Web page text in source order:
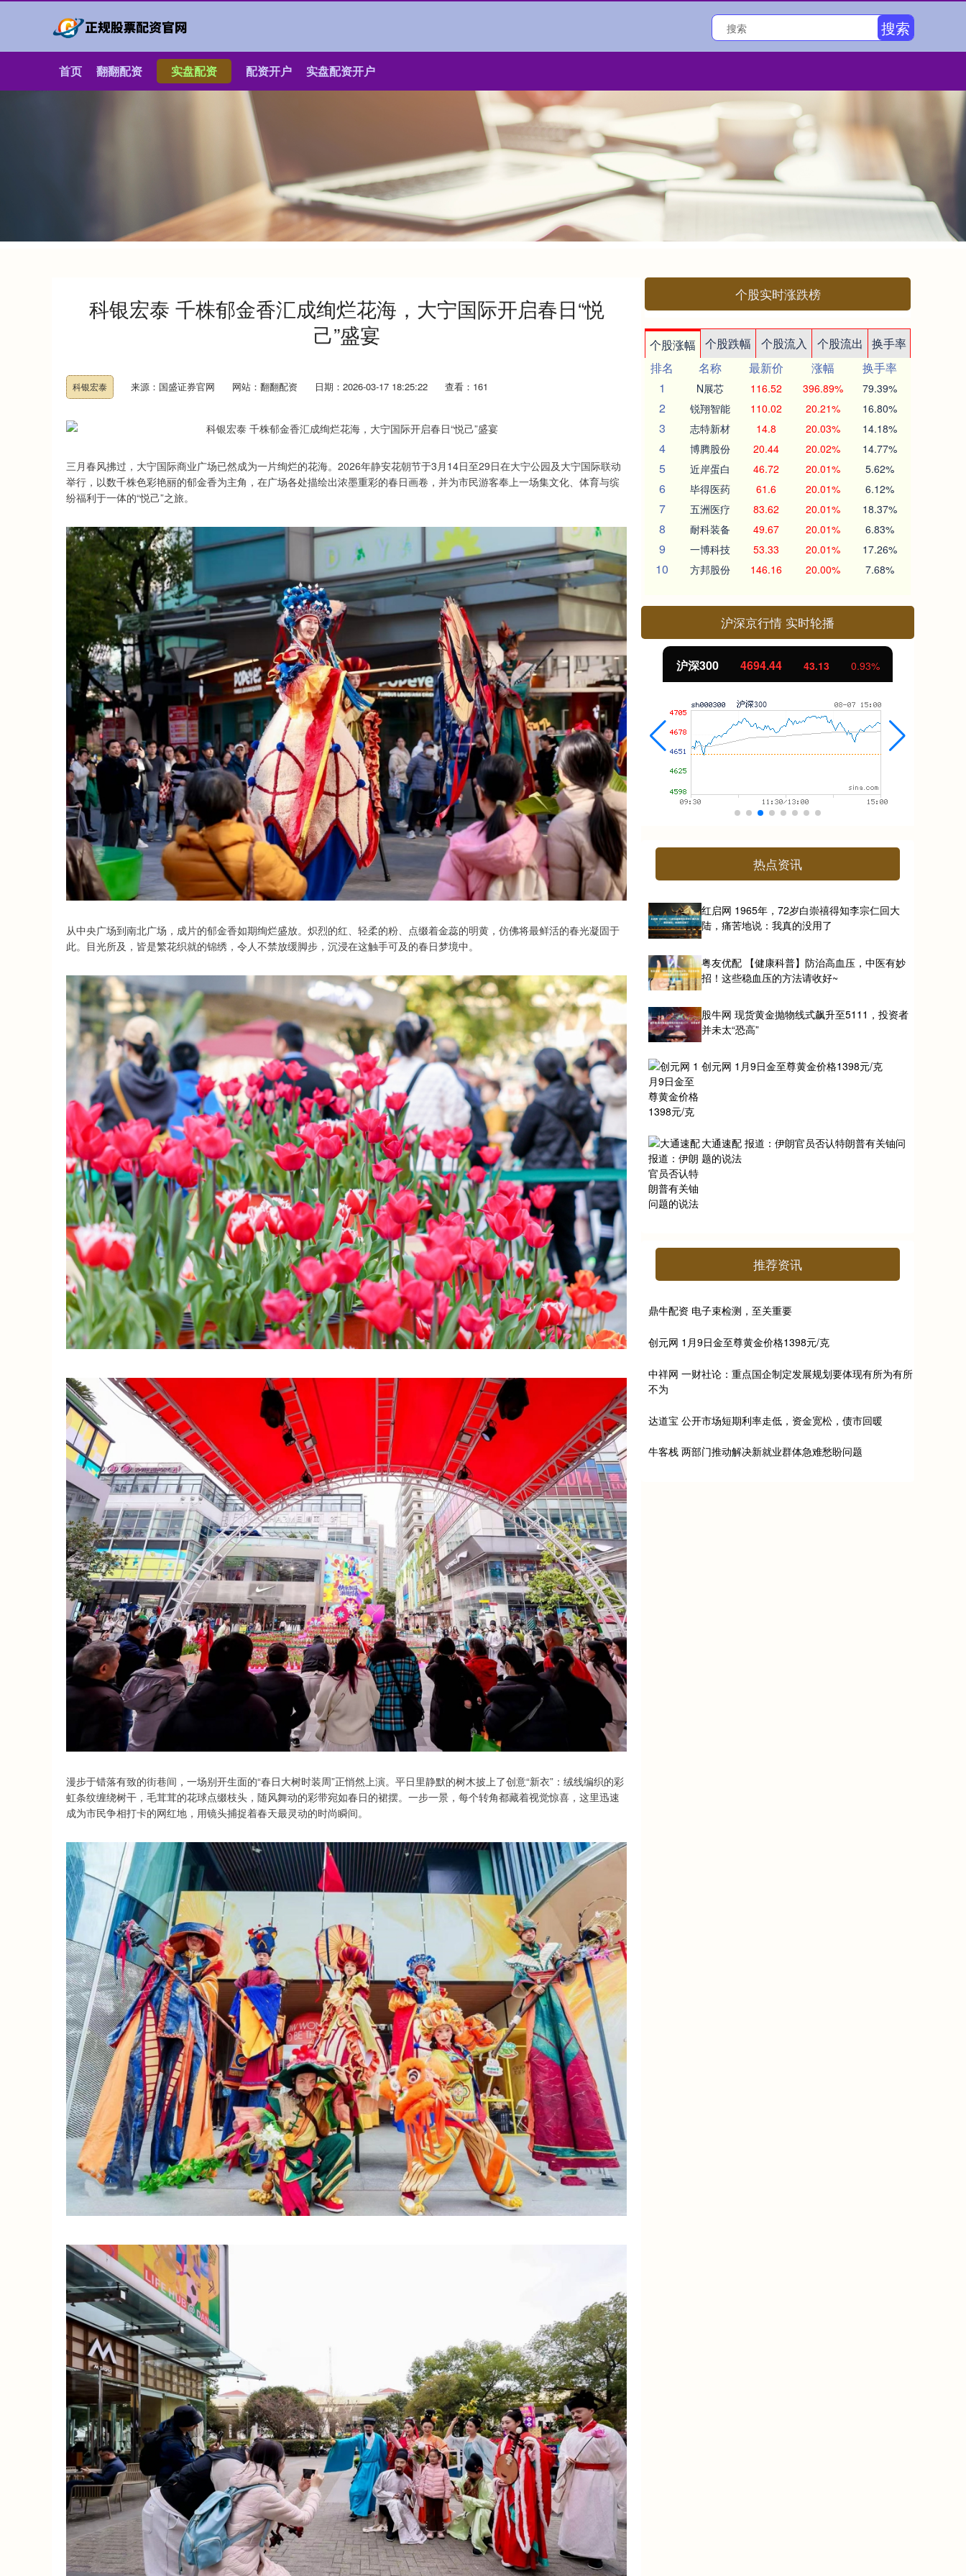
搜索
首页 翻翻配资 实盘配资 配资开户 实盘配资开户
科银宏泰 千株郁金香汇成绚烂花海，大宁国际开启春日“悦
己”盛宴
科银宏泰 来源：国盛证券官网 网站：翻翻配资 日期：2026-03-17 18:25:22 查看：161
三月春风拂过，大宁国际商业广场已然成为一片绚烂的花海。2026年静安花朝节于3月14日至29日在大宁公园及大宁国际联动
举行，以数千株色彩艳丽的郁金香为主角，在广场各处描绘出浓墨重彩的春日画卷，并为市民游客奉上一场集文化、体育与缤
纷福利于一体的“悦己”之旅。
从中央广场到南北广场，成片的郁金香如期绚烂盛放。炽烈的红、轻柔的粉、点缀着金蕊的明黄，仿佛将最鲜活的春光凝固于
此。目光所及，皆是繁花织就的锦绣，令人不禁放缓脚步，沉浸在这触手可及的春日梦境中。
漫步于错落有致的街巷间，一场别开生面的“春日大树时装周”正悄然上演。平日里静默的树木披上了创意“新衣”：绒线编织的彩
虹条纹缠绕树干，毛茸茸的花球点缀枝头，随风舞动的彩带宛如春日的裙摆。一步一景，每个转角都藏着视觉惊喜，这里迅速
成为市民争相打卡的网红地，用镜头捕捉着春天最灵动的时尚瞬间。
个股实时涨跌榜
个股涨幅 个股跌幅 个股流入 个股流出
换手率
排名
名称 最新价 涨幅
换手率
1
N展芯 116.52 396.89% 79.39%
2 锐翔智能 110.02 20.21% 16.80%
3 志特新材 14.8 20.03% 14.18%
4 博腾股份 20.44 20.02% 14.77%
5 近岸蛋白 46.72 20.01% 5.62%
6 毕得医药 61.6 20.01% 6.12%
7 五洲医疗 83.62 20.01% 18.37%
8 耐科装备 49.67 20.01% 6.83%
9 一博科技 53.33 20.01% 17.26%
10 方邦股份 146.16 20.00% 7.68%
沪深京行情 实时轮播
深证成指 14311.01 200.89 1.42% 沪深300 4694.44 43.13 0.93% 北证50 1134.24 11.37 1.01%
热点资讯
红启网 1965年，72岁白崇禧得知李宗仁回大
陆，痛苦地说：我真的没用了
粤友优配 【健康科普】防治高血压，中医有妙
招！这些稳血压的方法请收好~
股牛网 现货黄金抛物线式飙升至5111，投资者
并未太“恐高”
创元网 1月9日金至尊黄金价格1398元/克
大通速配 报道：伊朗官员否认特朗普有关铀问
题的说法
推荐资讯
鼎牛配资 电子束检测，至关重要
创元网 1月9日金至尊黄金价格1398元/克
中祥网 一财社论：重点国企制定发展规划要体现有所为有所
不为
达道宝 公开市场短期利率走低，资金宽松，债市回暖
牛客栈 两部门推动解决新就业群体急难愁盼问题